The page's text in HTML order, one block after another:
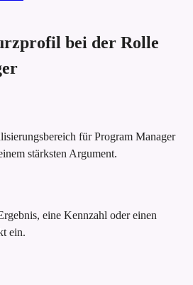
bei der Rolle
für Program Manager
stärksten Argument.
eine Kennzahl oder einen
ein.